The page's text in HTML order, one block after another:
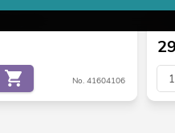
No. 41604106